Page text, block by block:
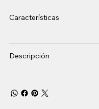
Características
Descripción